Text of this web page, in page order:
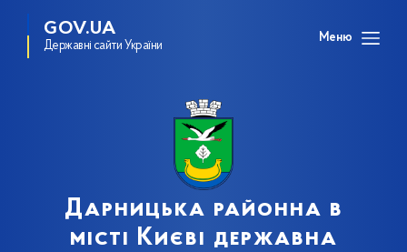
GOV.UA
Державні сайти України
Меню
Дарницька районна в
місті Києві державна